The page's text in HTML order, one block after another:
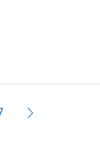
せん。
ざいました